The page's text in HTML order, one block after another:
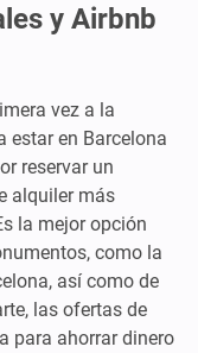
y Airbnb
vez a la
estar en Barcelona
reservar un
alquiler más
la mejor opción
como la
así como de
las ofertas de
para ahorrar dinero